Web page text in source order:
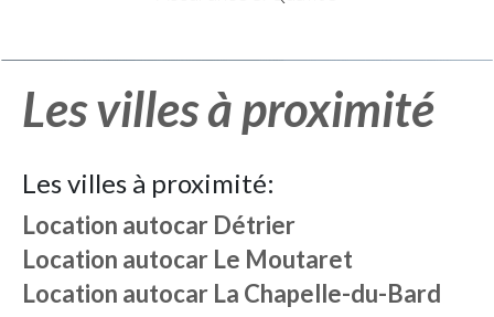
Les villes à proximité
Les villes à proximité:
Location autocar Détrier
Location autocar Le Moutaret
Location autocar La Chapelle-du-Bard